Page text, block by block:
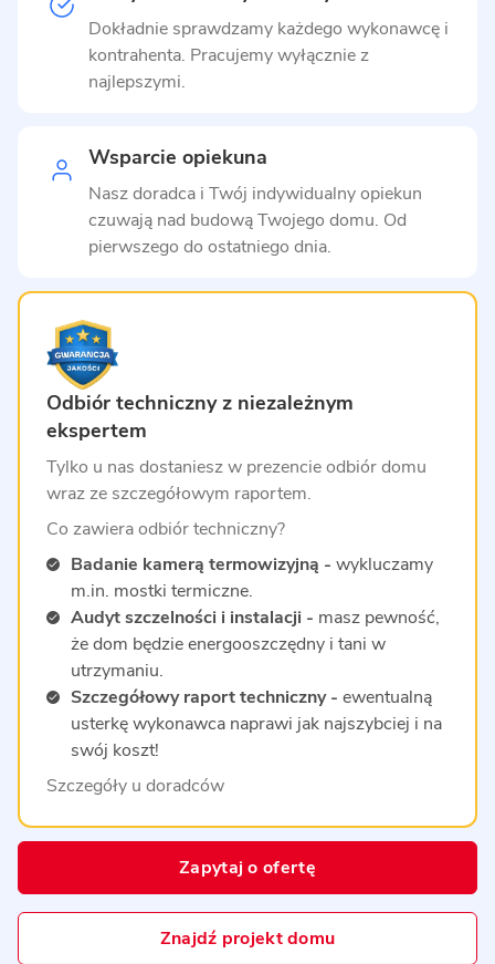
Dokładnie sprawdzamy każdego wykonawcę i
kontrahenta. Pracujemy wyłącznie z
najlepszymi.
Wsparcie opiekuna
Nasz doradca i Twój indywidualny opiekun
czuwają nad budową Twojego domu. Od
pierwszego do ostatniego dnia.
Odbiór techniczny z niezależnym
ekspertem
Tylko u nas dostaniesz w prezencie odbiór domu
wraz ze szczegółowym raportem.
Co zawiera odbiór techniczny?
Badanie kamerą termowizyjną - wykluczamy
m.in. mostki termiczne.
Audyt szczelności i instalacji - masz pewność,
że dom będzie energooszczędny i tani w
utrzymaniu.
Szczegółowy raport techniczny - ewentualną
usterkę wykonawca naprawi jak najszybciej i na
swój koszt!
Szczegóły u doradców
Zapytaj o ofertę
Znajdź projekt domu